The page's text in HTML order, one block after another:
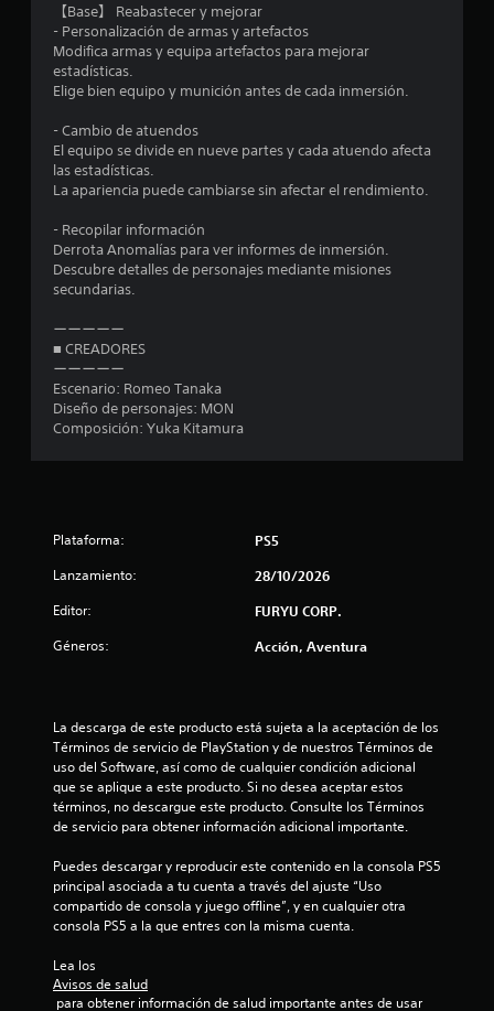
【Base】 Reabastecer y mejorar
- Personalización de armas y artefactos
Modifica armas y equipa artefactos para mejorar
estadísticas.
Elige bien equipo y munición antes de cada inmersión.
- Cambio de atuendos
El equipo se divide en nueve partes y cada atuendo afecta
las estadísticas.
La apariencia puede cambiarse sin afectar el rendimiento.
- Recopilar información
Derrota Anomalías para ver informes de inmersión.
Descubre detalles de personajes mediante misiones
secundarias.
ーーーーー
■ CREADORES
ーーーーー
Escenario: Romeo Tanaka
Diseño de personajes: MON
Composición: Yuka Kitamura
Plataforma: PS5
Lanzamiento: 28/10/2026
Editor: FURYU CORP.
Géneros: Acción, Aventura
La descarga de este producto está sujeta a la aceptación de los
Términos de servicio de PlayStation y de nuestros Términos de
uso del Software, así como de cualquier condición adicional
que se aplique a este producto. Si no desea aceptar estos
términos, no descargue este producto. Consulte los Términos
de servicio para obtener información adicional importante.
Puedes descargar y reproducir este contenido en la consola PS5
principal asociada a tu cuenta a través del ajuste “Uso
compartido de consola y juego offline”, y en cualquier otra
consola PS5 a la que entres con la misma cuenta.
Lea los
Avisos de salud